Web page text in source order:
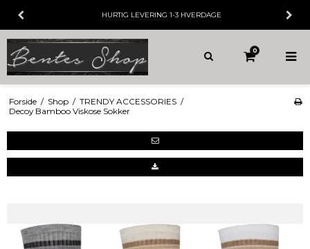
HURTIG LEVERING 1-3 HVERDAGE
0
Forside / Shop / TRENDY ACCESSORIES /
Decoy Bamboo Viskose Sokker